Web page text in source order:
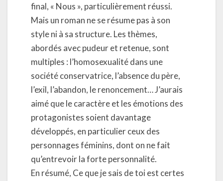
final, « Nous », particulièrement réussi.
Mais un roman ne se résume pas à son
style ni à sa structure. Les thèmes,
abordés avec pudeur et retenue, sont
multiples : l’homosexualité dans une
société conservatrice, l’absence du père,
l’exil, l’abandon, le renoncement… J’aurais
aimé que le caractère et les émotions des
protagonistes soient davantage
développés, en particulier ceux des
personnages féminins, dont on ne fait
qu’entrevoir la forte personnalité.
En résumé, Ce que je sais de toi est certes